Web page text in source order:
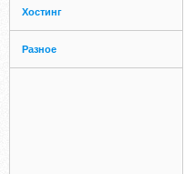
Хостинг
Разное